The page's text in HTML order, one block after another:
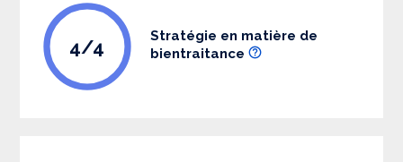
4/4
Stratégie en matière de
bientraitance